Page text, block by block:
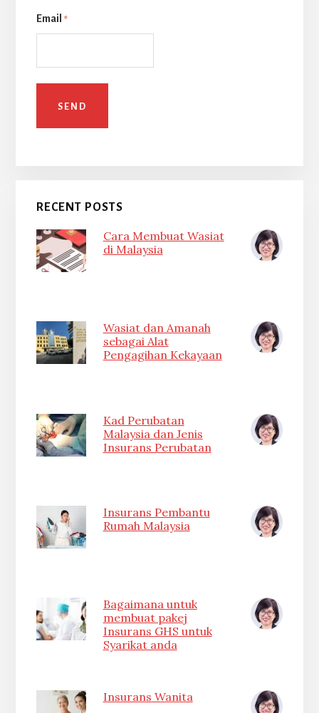
Email *
RECENT POSTS
Cara Membuat Wasiat
di Malaysia
Wasiat dan Amanah
sebagai Alat
Pengagihan Kekayaan
Kad Perubatan
Malaysia dan Jenis
Insurans Perubatan
Insurans Pembantu
Rumah Malaysia
Bagaimana untuk
membuat pakej
Insurans GHS untuk
Syarikat anda
Insurans Wanita